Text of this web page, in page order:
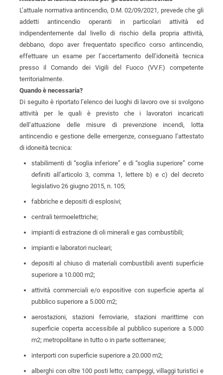
L’attuale normativa antincendio, D.M. 02/09/2021, prevede che gli
addetti antincendio operanti in particolari attività ed
indipendentemente dal livello di rischio della propria attività,
debbano, dopo aver frequentato specifico corso antincendio,
effettuare un esame per l’accertamento dell’idoneità tecnica
presso il Comando dei Vigili del Fuoco (VV.F.) competente
territorialmente.
Quando è necessaria?
Di seguito è riportato l’elenco dei luoghi di lavoro ove si svolgono
attività per le quali è previsto che i lavoratori incaricati
dell’attuazione delle misure di prevenzione incendi, lotta
antincendio e gestione delle emergenze, conseguano l’attestato
di idoneità tecnica:
stabilimenti di “soglia inferiore” e di “soglia superiore” come
definiti all’articolo 3, comma 1, lettere b) e c) del decreto
legislativo 26 giugno 2015, n. 105;
fabbriche e depositi di esplosivi;
centrali termoelettriche;
impianti di estrazione di oli minerali e gas combustibili;
impianti e laboratori nucleari;
depositi al chiuso di materiali combustibili aventi superficie
superiore a 10.000 m2;
attività commerciali e/o espositive con superficie aperta al
pubblico superiore a 5.000 m2;
aerostazioni, stazioni ferroviarie, stazioni marittime con
superficie coperta accessibile al pubblico superiore a 5.000
m2; metropolitane in tutto o in parte sotterranee;
interporti con superficie superiore a 20.000 m2;
alberghi con oltre 100 posti letto; campeggi, villaggi turistici e